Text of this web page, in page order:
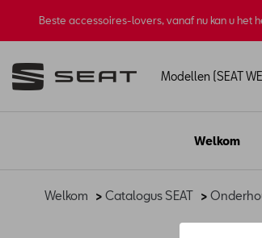
Beste accessoires-lovers, vanaf nu kan u het
Modellen (SEAT
Welkom
Welkom > Catalogus SEAT >